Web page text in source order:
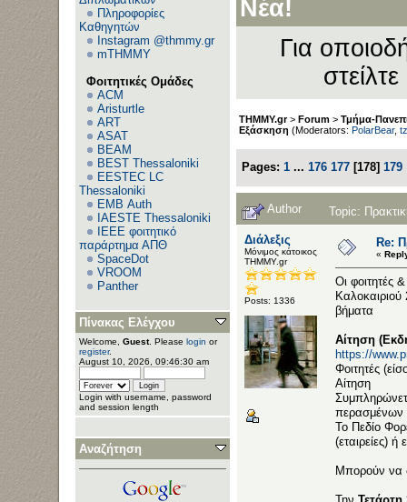
Πληροφορίες
Καθηγητών
Instagram @thmmy.gr
mTHMMY
Φοιτητικές Ομάδες
ACM
Aristurtle
ART
ASAT
BEAM
BEST Thessaloniki
EESTEC LC
Thessaloniki
EΜΒ Auth
IAESTE Thessaloniki
IEEE φοιτητικό
παράρτημα ΑΠΘ
SpaceDot
VROOM
Panther
Πίνακας Ελέγχου
Welcome, Guest. Please login or
register.
August 10, 2026, 09:46:30 am
Login with username, password
and session length
Αναζήτηση
Νέα!
Για
THMMY.gr> Forum > Τμήμα-
Εξάσκηση (Moderators: PolarBear,
Pages: 1 ... 176 177 [178] 179
Author Topic:
Διάλεξις
Μόνιμος κάτοικος
ΤΗΜΜΥ.gr
Posts: 1336
Re:
«
Οι φοιτητές
βήματα
Αίτηση
https://
Φοιτητές
Αίτηση
περασμένων
Το Πεδίο
(εταιρείες)
Μπορούν να